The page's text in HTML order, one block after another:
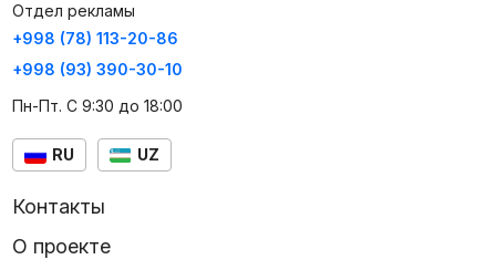
Отдел рекламы
+998 (78) 113-20-86
+998 (93) 390-30-10
Пн-Пт. С 9:30 до 18:00
RU UZ
Контакты
О проекте